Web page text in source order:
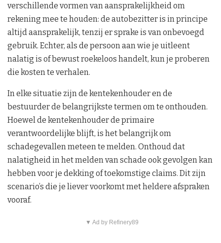
verschillende vormen van aansprakelijkheid om
rekening mee te houden: de autobezitter is in principe
altijd aansprakelijk, tenzij er sprake is van onbevoegd
gebruik. Echter, als de persoon aan wie je uitleent
nalatig is of bewust roekeloos handelt, kun je proberen
die kosten te verhalen.
In elke situatie zijn de kentekenhouder en de
bestuurder de belangrijkste termen om te onthouden.
Hoewel de kentekenhouder de primaire
verantwoordelijke blijft, is het belangrijk om
schadegevallen meteen te melden. Onthoud dat
nalatigheid in het melden van schade ook gevolgen kan
hebben voor je dekking of toekomstige claims. Dit zijn
scenario’s die je liever voorkomt met heldere afspraken
vooraf.
▼ Ad by Refinery89